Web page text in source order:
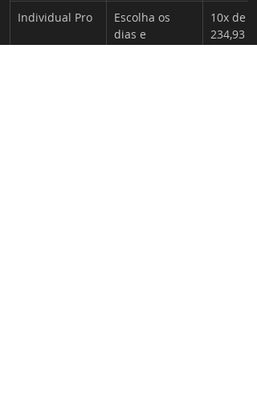
Individual Pro
Escolha os
dias e
10x de
234,93